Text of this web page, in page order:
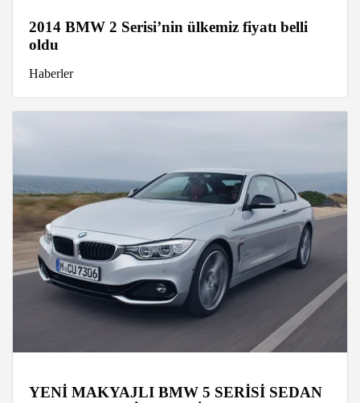
2014 BMW 2 Serisi’nin ülkemiz fiyatı belli
oldu
Haberler
YENİ MAKYAJLI BMW 5 SERİSİ SEDAN